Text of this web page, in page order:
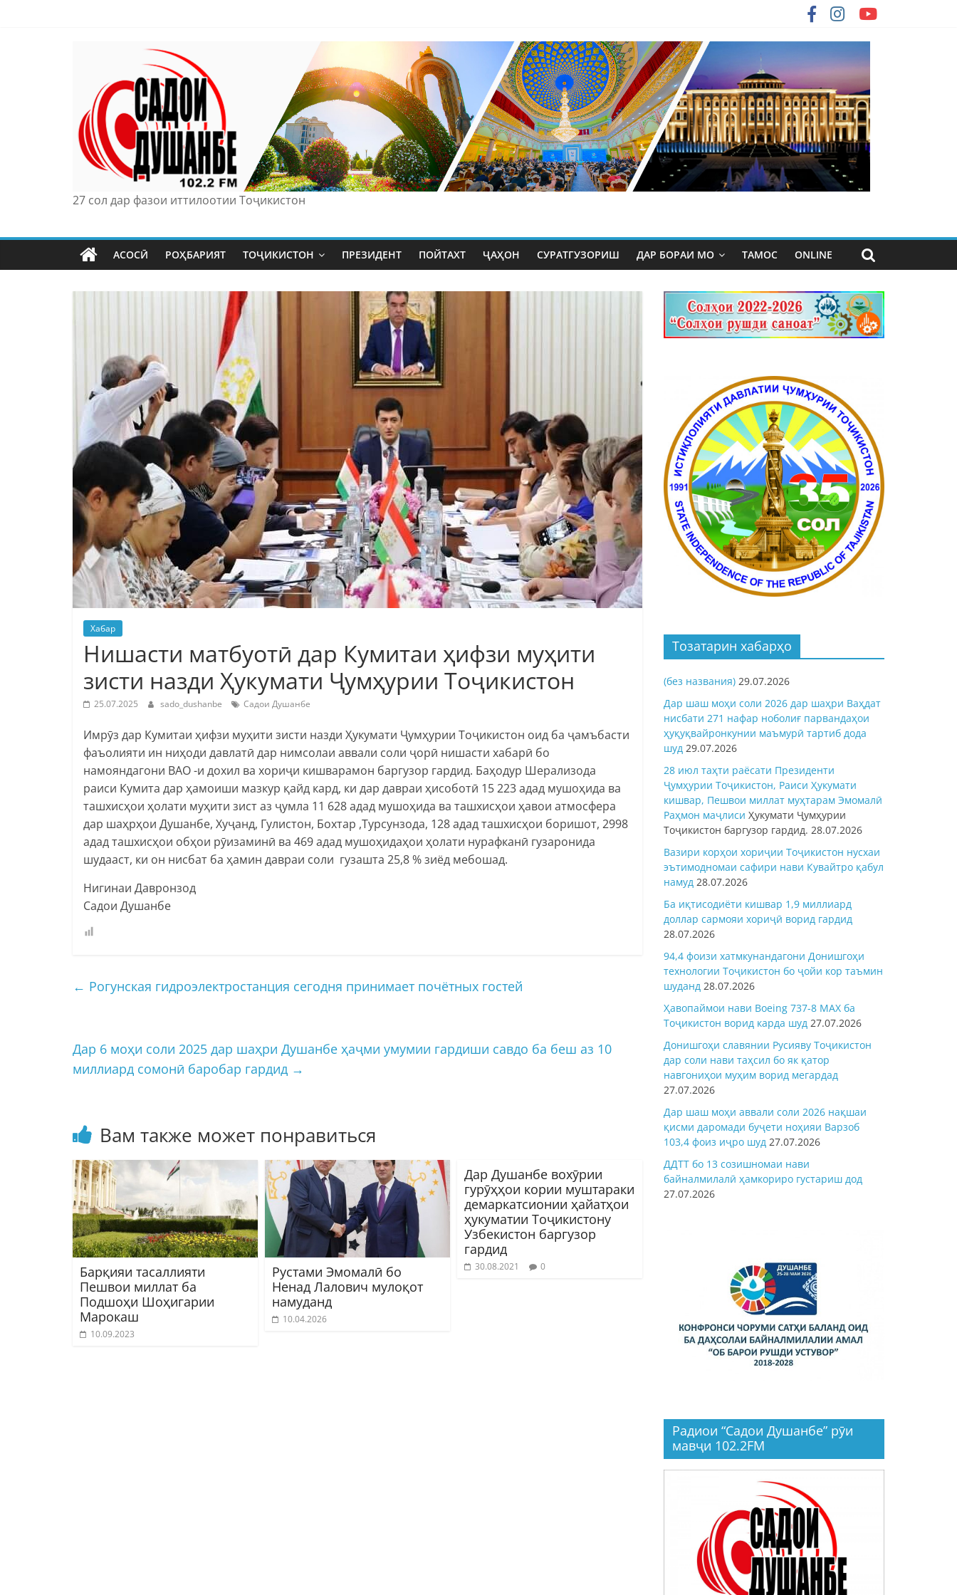
27 сол дар фазои иттилоотии Тоҷикистон
АСОСӢ РОҲБАРИЯТ ТОҶИКИСТОН ПРЕЗИДЕНТ ПОЙТАХТ ҶАҲОН СУРАТГУЗОРИШ ДАР БОРАИ МО ТАМОС ONLINE
Хабар
Нишасти матбуотӣ дар Кумитаи ҳифзи муҳити
зисти назди Ҳукумати Ҷумҳурии Тоҷикистон
25.07.2025 sado_dushanbe Садои Душанбе
Имрӯз дар Кумитаи ҳифзи муҳити зисти назди Ҳукумати Ҷумҳурии Тоҷикистон оид ба ҷамъбасти
фаъолияти ин ниҳоди давлатӣ дар нимсолаи аввали соли ҷорӣ нишасти хабарӣ бо
намояндагони ВАО -и дохил ва хориҷи кишварамон баргузор гардид. Баҳодур Шерализода
раиси Кумита дар ҳамоиши мазкур қайд кард, ки дар давраи ҳисоботӣ 15 223 адад мушоҳида ва
ташхисҳои ҳолати муҳити зист аз ҷумла 11 628 адад мушоҳида ва ташхисҳои ҳавои атмосфера
дар шаҳрҳои Душанбе, Хуҷанд, Гулистон, Бохтар ,Турсунзода, 128 адад ташхисҳои боришот, 2998
адад ташхисҳои обҳои рӯизаминӣ ва 469 адад мушоҳидаҳои ҳолати нурафканӣ гузаронида
шудааст, ки он нисбат ба ҳамин давраи соли гузашта 25,8 % зиёд мебошад.
Нигинаи Давронзод
Садои Душанбе
← Рогунская гидроэлектростанция сегодня принимает почётных гостей
Дар 6 моҳи соли 2025 дар шаҳри Душанбе ҳаҷми умумии гардиши савдо ба беш аз 10
миллиард сомонӣ баробар гардид →
Вам также может понравиться
Барқияи тасаллияти
Пешвои миллат ба
Подшоҳи Шоҳигарии
Марокаш
10.09.2023
Рустами Эмомалӣ бо
Ненад Лалович мулоқот
намуданд
10.04.2026
Дар Душанбе вохӯрии
гурӯҳҳои кории муштараки
демаркатсионии ҳайатҳои
ҳукуматии Тоҷикистону
Узбекистон баргузор
гардид
30.08.2021 0
Тозатарин хабарҳо
(без названия) 29.07.2026
Дар шаш моҳи соли 2026 дар шаҳри Ваҳдат
нисбати 271 нафар ноболиғ парвандаҳои
ҳуқуқвайронкунии маъмурӣ тартиб дода
шуд 29.07.2026
28 июл таҳти раёсати Президенти
Ҷумҳурии Тоҷикистон, Раиси Ҳукумати
кишвар, Пешвои миллат муҳтарам Эмомалӣ
Раҳмон маҷлиси Ҳукумати Ҷумҳурии
Тоҷикистон баргузор гардид. 28.07.2026
Вазири корҳои хориҷии Тоҷикистон нусхаи
эътимодномаи сафири нави Кувайтро қабул
намуд 28.07.2026
Ба иқтисодиёти кишвар 1,9 миллиард
доллар сармояи хориҷӣ ворид гардид
28.07.2026
94,4 фоизи хатмкунандагони Донишгоҳи
технологии Тоҷикистон бо ҷойи кор таъмин
шуданд 28.07.2026
Ҳавопаймои нави Boeing 737-8 MAX ба
Тоҷикистон ворид карда шуд 27.07.2026
Донишгоҳи славянии Русияву Тоҷикистон
дар соли нави таҳсил бо як қатор
навгониҳои муҳим ворид мегардад
27.07.2026
Дар шаш моҳи аввали соли 2026 нақшаи
қисми даромади буҷети ноҳияи Варзоб
103,4 фоиз иҷро шуд 27.07.2026
ДДТТ бо 13 созишномаи нави
байналмилалӣ ҳамкориро густариш дод
27.07.2026
Радиои “Садои Душанбе” рӯи
мавҷи 102.2FM